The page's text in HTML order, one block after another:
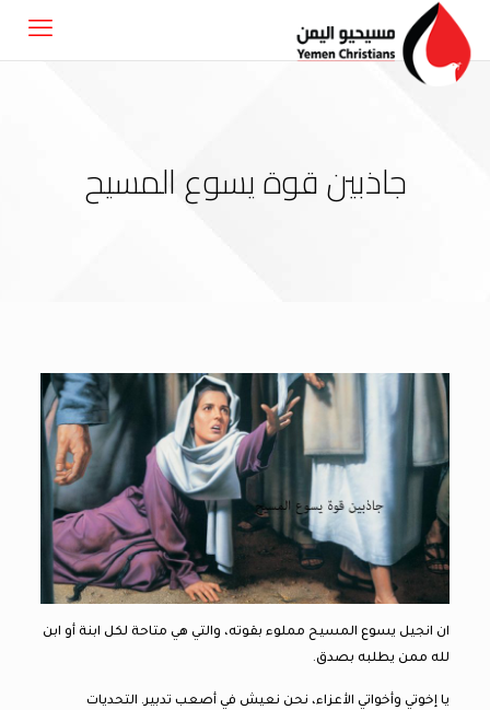
جاذبين قوة يسوع المسيح
ان انجيل يسوع المسيح مملوء بقوته، والتي هي متاحة لكل ابنة أو ابن
لله ممن يطلبه بصدق.
يا إخوتي وأخواتي الأعزاء، نحن نعيش في أصعب تدبير. التحديات